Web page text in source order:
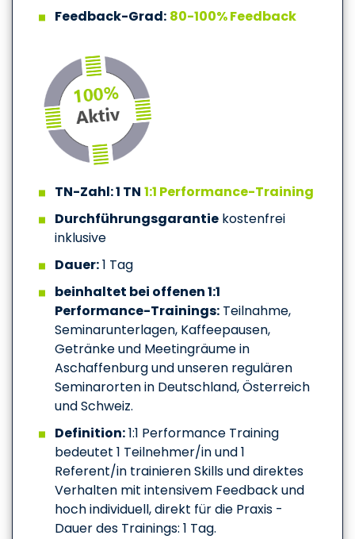
Feedback-Grad: 80-100% Feedback
TN-Zahl: 1 TN 1:1 Performance-Training
Durchführungsgarantiekostenfrei
inklusive
Dauer:1 Tag
beinhaltet bei offenen 1:1
Performance-Trainings:Teilnahme,
Seminarunterlagen, Kaffeepausen,
Getränke und Meetingräume in
Aschaffenburg und unseren regulären
Seminarorten in Deutschland, Österreich
und Schweiz.
Definition:1:1 Performance Training
bedeutet 1 Teilnehmer/in und 1
Referent/in trainieren Skills und direktes
Verhalten mit intensivem Feedback und
hoch individuell, direkt für die Praxis -
Dauer des Trainings: 1 Tag.